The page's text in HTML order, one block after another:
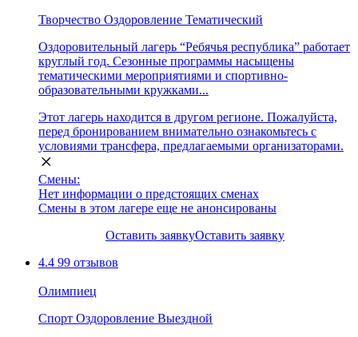
Творчество Оздоровление Тематический
Оздоровительный лагерь “Ребячья республика” работает
круглый год. Сезонные программы насыщены
тематическими мероприятиями и спортивно-
образовательными кружками...
Этот лагерь находится в другом регионе. Пожалуйста,
перед бронированием внимательно ознакомьтесь с
условиями трансфера, предлагаемыми организаторами.
Смены:
Нет информации о предстоящих сменах
Смены в этом лагере еще не анонсированы
Оставить заявкуОставить заявку
4.4 99 отзывов
Олимпиец
Спорт Оздоровление Выездной